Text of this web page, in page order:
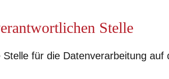
Stelle
Stelle für die Datenverarbeitung auf